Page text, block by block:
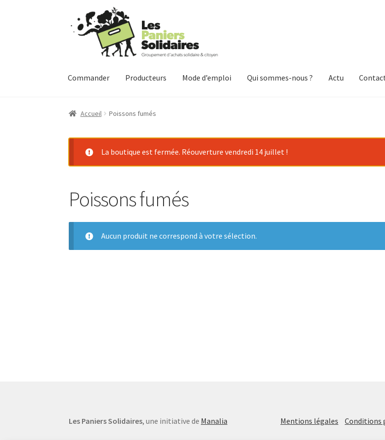
Aller
Aller
Commander Producteurs Mode d’emploi Qui sommes-nous ? Actu
Accueil Poissons fumés
La boutique est fermée. Réouverture vendredi 14 juillet !
Poissons fumés
Aucun produit ne correspond à votre sélection.
Mentions légales Conditions
Les Paniers Solidaires, une initiative de Manalia